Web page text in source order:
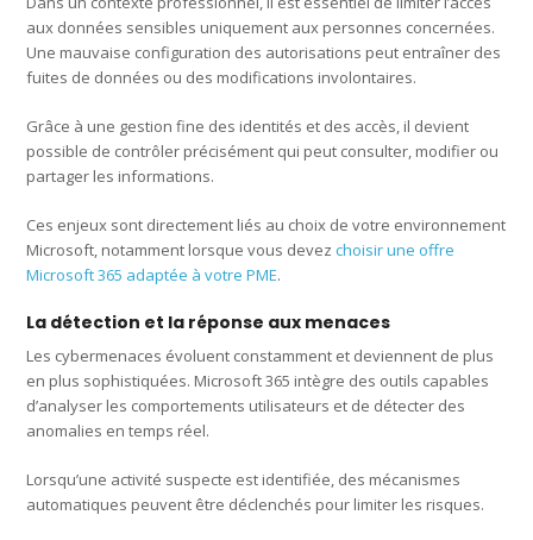
aux données sensibles uniquement aux personnes concernées.
Une mauvaise configuration des autorisations peut entraîner des
fuites de données ou des modifications involontaires.
Grâce à une gestion fine des identités et des accès, il devient
possible de contrôler précisément qui peut consulter, modifier ou
partager les informations.
Ces enjeux sont directement liés au choix de votre environnement
Microsoft, notamment lorsque vous devezchoisir une offre
Microsoft 365 adaptée à votre PME.
La détection et la réponse aux menaces
Les cybermenaces évoluent constamment et deviennent de plus
en plus sophistiquées. Microsoft 365 intègre des outils capables
d’analyser les comportements utilisateurs et de détecter des
anomalies en temps réel.
Lorsqu’une activité suspecte est identifiée, des mécanismes
automatiques peuvent être déclenchés pour limiter les risques.